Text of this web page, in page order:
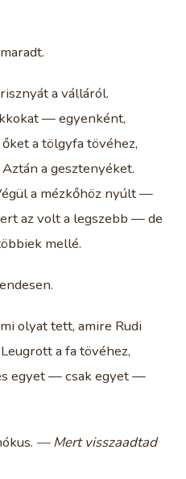
a válláról.
— egyenként,
a tölgyfa tövéhez,
a gesztenyéket.
a mézkőhöz nyúlt —
az volt a legszebb — de
mellé.
olyat tett, amire Rudi
a fa tövéhez,
egyet — csak egyet —
— Mert visszaadtad